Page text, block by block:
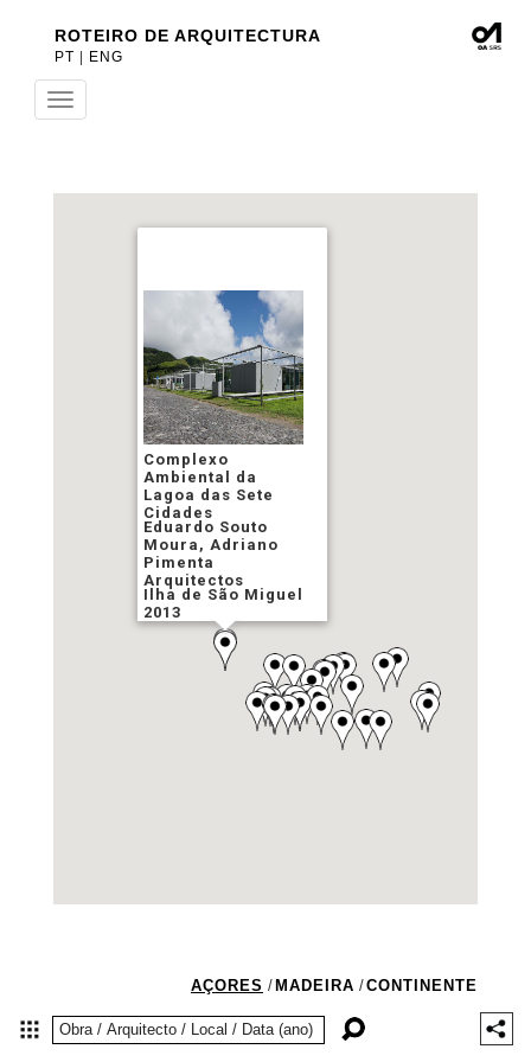
ROTEIRO DE ARQUITECTURA
PT ENG
Toggle
navigation
Complexo
Ambiental da
Lagoa das Sete
Cidades
Eduardo Souto
Moura, Adriano
Pimenta
Arquitectos
Ilha de São Miguel
2013
CONTINENTE
MADEIRA
/
AÇORES /